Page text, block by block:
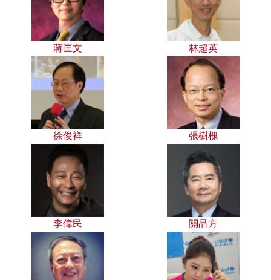
蔣匡文 林超英
徐俊祥 張樹槐
李偉民 關品方